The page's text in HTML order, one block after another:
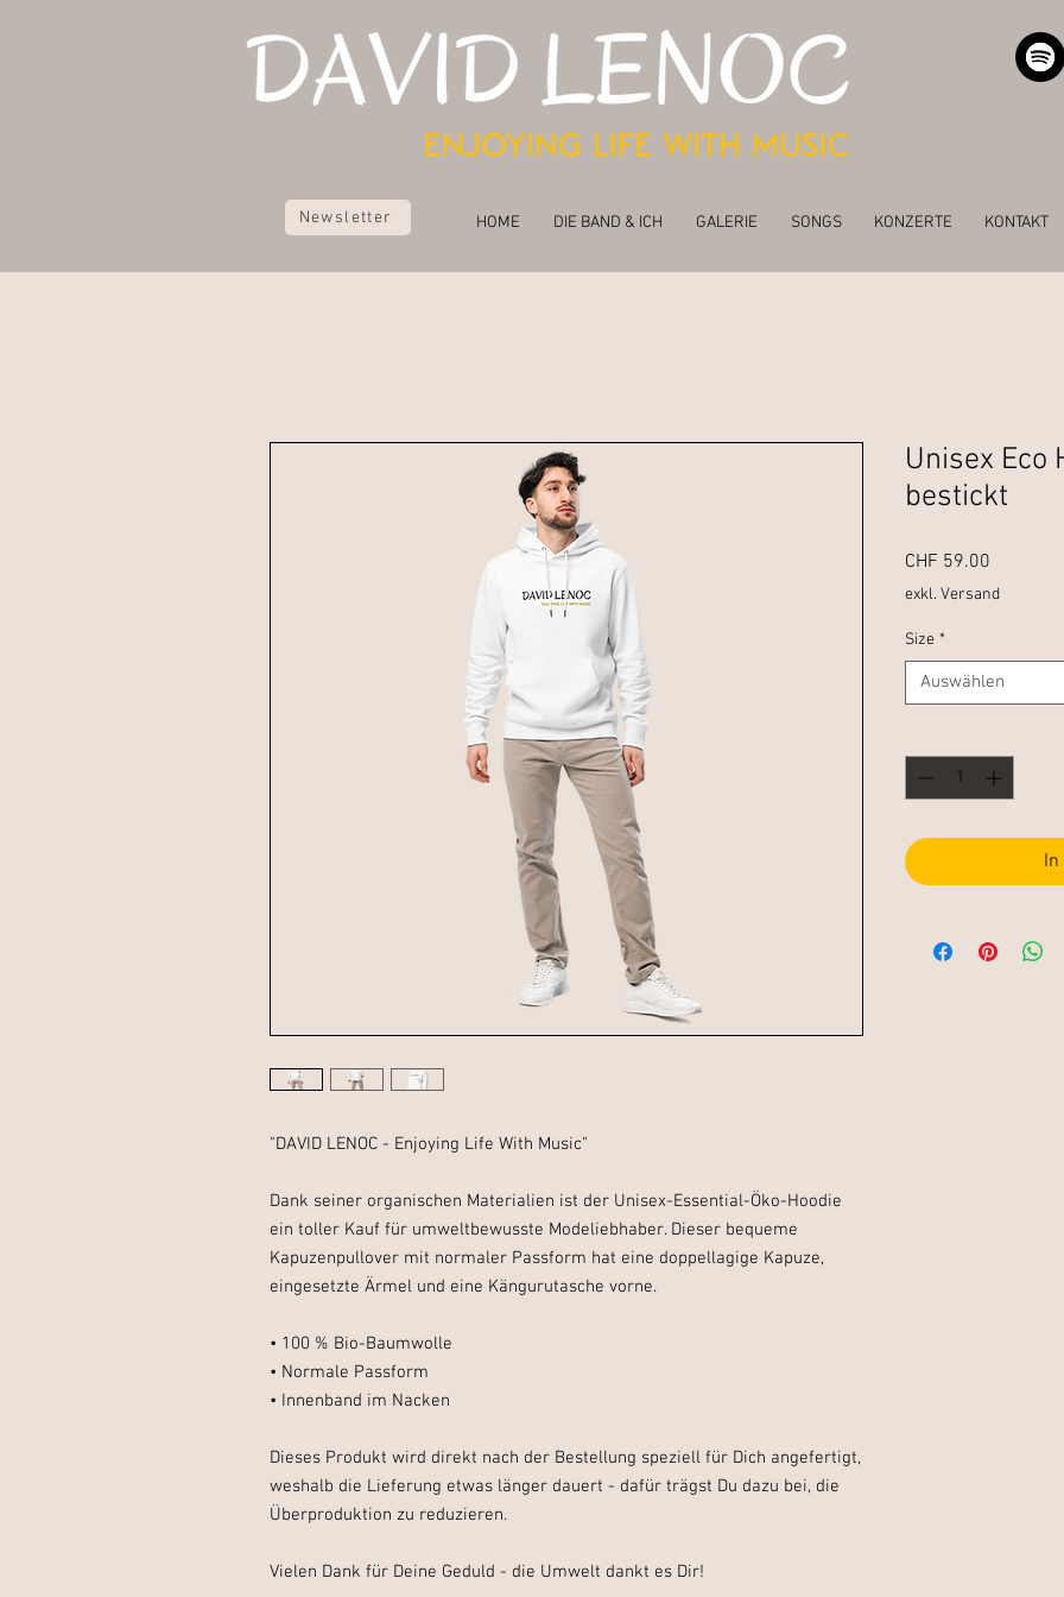
Newsletter HOME DIE BAND & ICH GALERIE SONGS KONZERTE KONTAKT
"DAVID LENOC - Enjoying Life With Music"
Dank seiner organischen Materialien ist der Unisex-Essential-Öko-Hoodie
ein toller Kauf für umweltbewusste Modeliebhaber. Dieser bequeme
Kapuzenpullover mit normaler Passform hat eine doppellagige Kapuze,
eingesetzte Ärmel und eine Kängurutasche vorne.
• 100 % Bio-Baumwolle
• Normale Passform
• Innenband im Nacken
Dieses Produkt wird direkt nach der Bestellung speziell für Dich angefertigt,
weshalb die Lieferung etwas länger dauert - dafür trägst Du dazu bei, die
Überproduktion zu reduzieren.
Vielen Dank für Deine Geduld - die Umwelt dankt es Dir!
Unisex Eco
bestickt
CHF 59.00
exkl. Versand
Size *
Auswählen
In